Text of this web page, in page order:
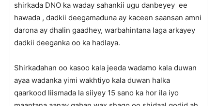
shirkada DNO ka waday sahankii ugu danbeyey ee
hawada , dadkii deegamaduna ay kaceen saansan amni
darona ay dhalin gaadhey, warbahintana laga arkayey
dadkii deeganka oo ka hadlaya.
Shirkadahan oo kasoo kala jeeda wadamo kala duwan
ayaa wadanka yimi wakhtiyo kala duwan halka
qaarkood liismada la siiyey 15 sano ka hor ila iyo